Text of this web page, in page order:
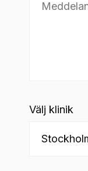
Välj klinik